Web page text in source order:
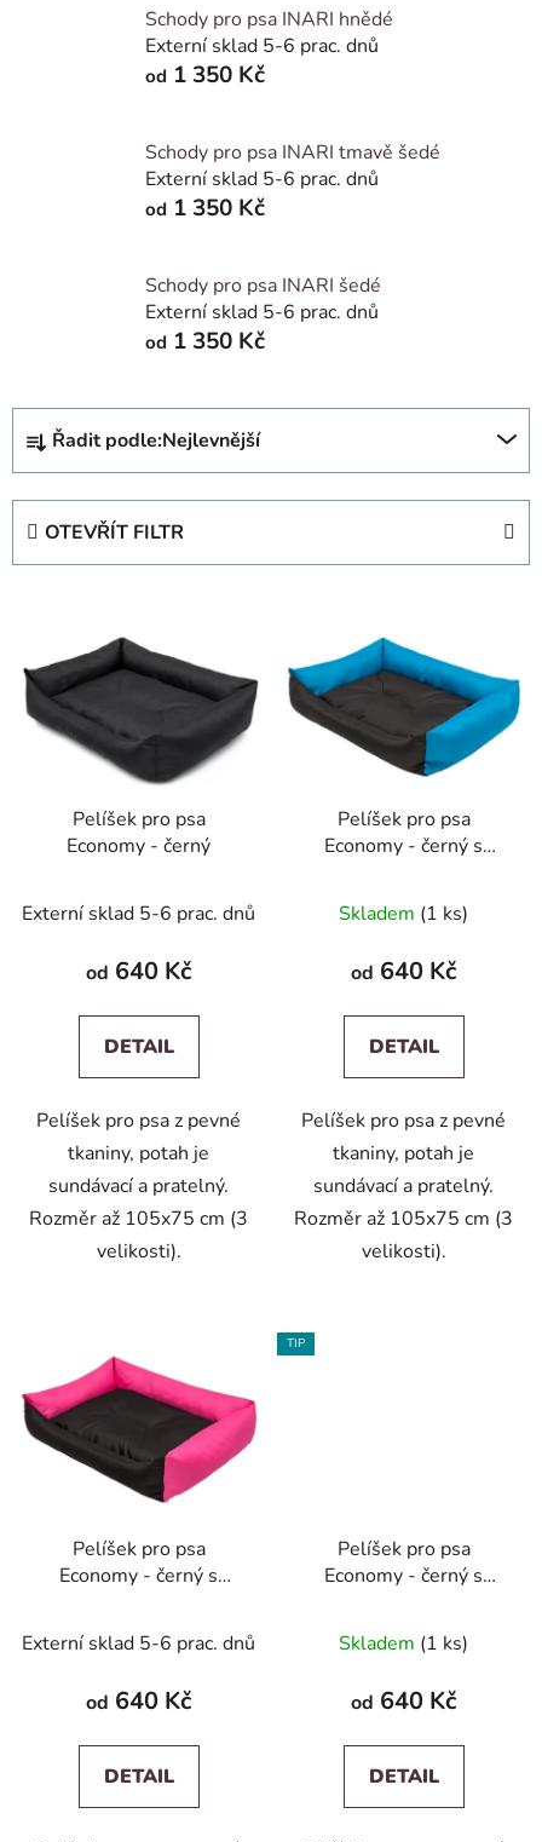
Schody pro psa INARI hnědé
Externí sklad 5-6 prac. dnů
od 1 350 Kč
Schody pro psa INARI tmavě šedé
Externí sklad 5-6 prac. dnů
od 1 350 Kč
Schody pro psa INARI šedé
Externí sklad 5-6 prac. dnů
od 1 350 Kč
Ř
z
o
d
Řadit podle:Nejlevnější
OTEVŘÍT FILTR
p
k
Pelíšek pro psa
Economy - černý
Externí sklad 5-6 prac. dnů
od 640 Kč
DETAIL
Pelíšek pro psa z pevné
tkaniny, potah je
sundávací a pratelný.
Rozměr až 105x75 cm (3
velikosti).
Pelíšek pro psa
Economy - černý s
Skladem (1 ks)
od 640 Kč
DETAIL
Pelíšek pro psa z pevné
tkaniny, potah je
sundávací a pratelný.
Rozměr až 105x75 cm (3
velikosti).
Pelíšek pro psa
Economy - černý s
Externí sklad 5-6 prac. dnů
od 640 Kč
DETAIL
TIP
Pelíšek pro psa
Economy - černý s
Skladem (1 ks)
od 640 Kč
DETAIL